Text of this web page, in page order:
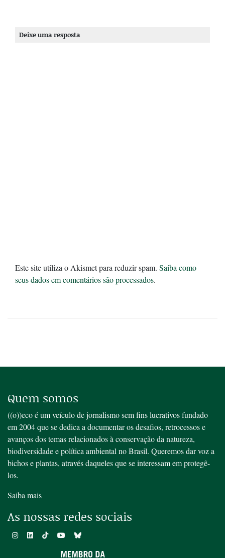
Deixe uma resposta
Este site utiliza o Akismet para reduzir spam. Saiba como
seus dados em comentários são processados.
Quem somos
((o))eco é um veículo de jornalismo sem fins lucrativos fundado
em 2004 que se dedica a documentar os desafios, retrocessos e
avanços dos temas relacionados à conservação da natureza,
biodiversidade e política ambiental no Brasil. Queremos dar voz a
bichos e plantas, através daqueles que se interessam em protegê-
los.
Saiba mais
As nossas redes sociais